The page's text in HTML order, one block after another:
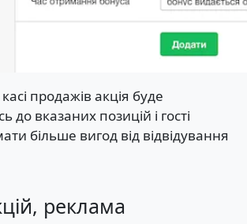
продажів акція буде
до вказаних позицій і гості
більше вигод від відвідування
реклама